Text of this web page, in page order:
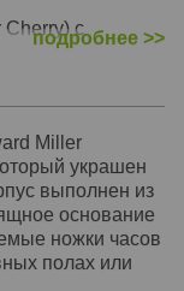
с
подробнее >>
Miller
украшен
выполнен из
основание
ножки часов
полах или